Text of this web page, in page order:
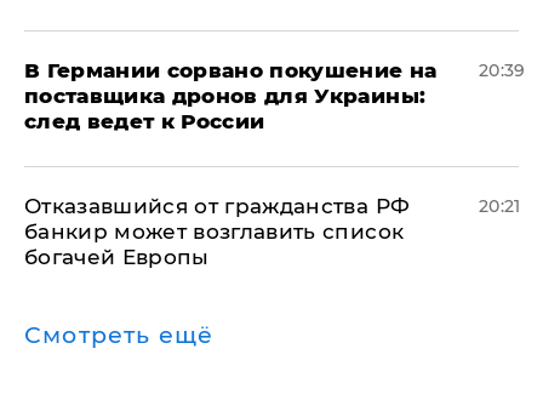
​В Германии сорвано покушение на
поставщика дронов для Украины:
след ведет к России
20:39
Отказавшийся от гражданства РФ
банкир может возглавить список
богачей Европы
20:21
Смотреть ещё